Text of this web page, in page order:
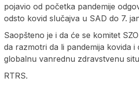
pojavio od početka pandemije
odsto kovid slučajva u SAD do 7.
Saopšteno je i da će se komitet
da razmotri da li pandemija kovida i
globalnu vanrednu zdravstvenu
RTRS.